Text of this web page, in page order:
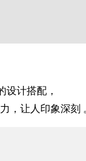
计搭配，
，让人印象深刻